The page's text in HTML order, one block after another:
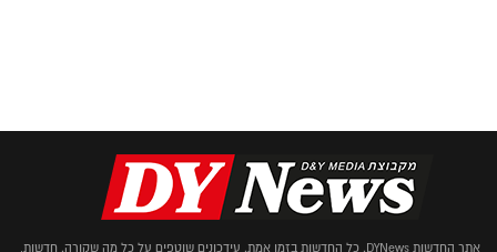
אתר החדשות DYNews. כל החדשות בזמן אמת. עידכונים שוטפים על כל מה שקורה. חדשות,